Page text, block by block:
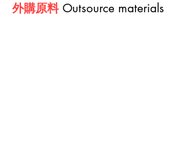
外購原料Outsource materials